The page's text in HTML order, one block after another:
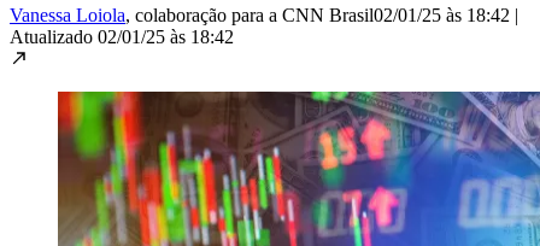
Vanessa Loiola, colaboração para a CNN Brasil02/01/25 às 18:42 |
Atualizado 02/01/25 às 18:42